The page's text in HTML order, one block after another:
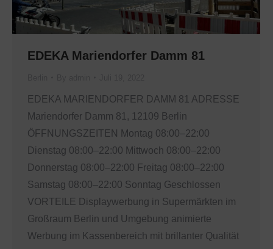
EDEKA Mariendorfer Damm 81
EDEKA MARIENDORFER DAMM 81 ADRESSE
Mariendorfer Damm 81, 12109 Berlin
ÖFFNUNGSZEITEN Montag 08:00–22:00
Dienstag 08:00–22:00 Mittwoch 08:00–22:00
Donnerstag 08:00–22:00 Freitag 08:00–22:00
Samstag 08:00–22:00 Sonntag Geschlossen
VORTEILE Displaywerbung in Supermärkten im
Großraum Berlin und Umgebung animierte
Werbung im Kassenbereich mit brillanter Qualität